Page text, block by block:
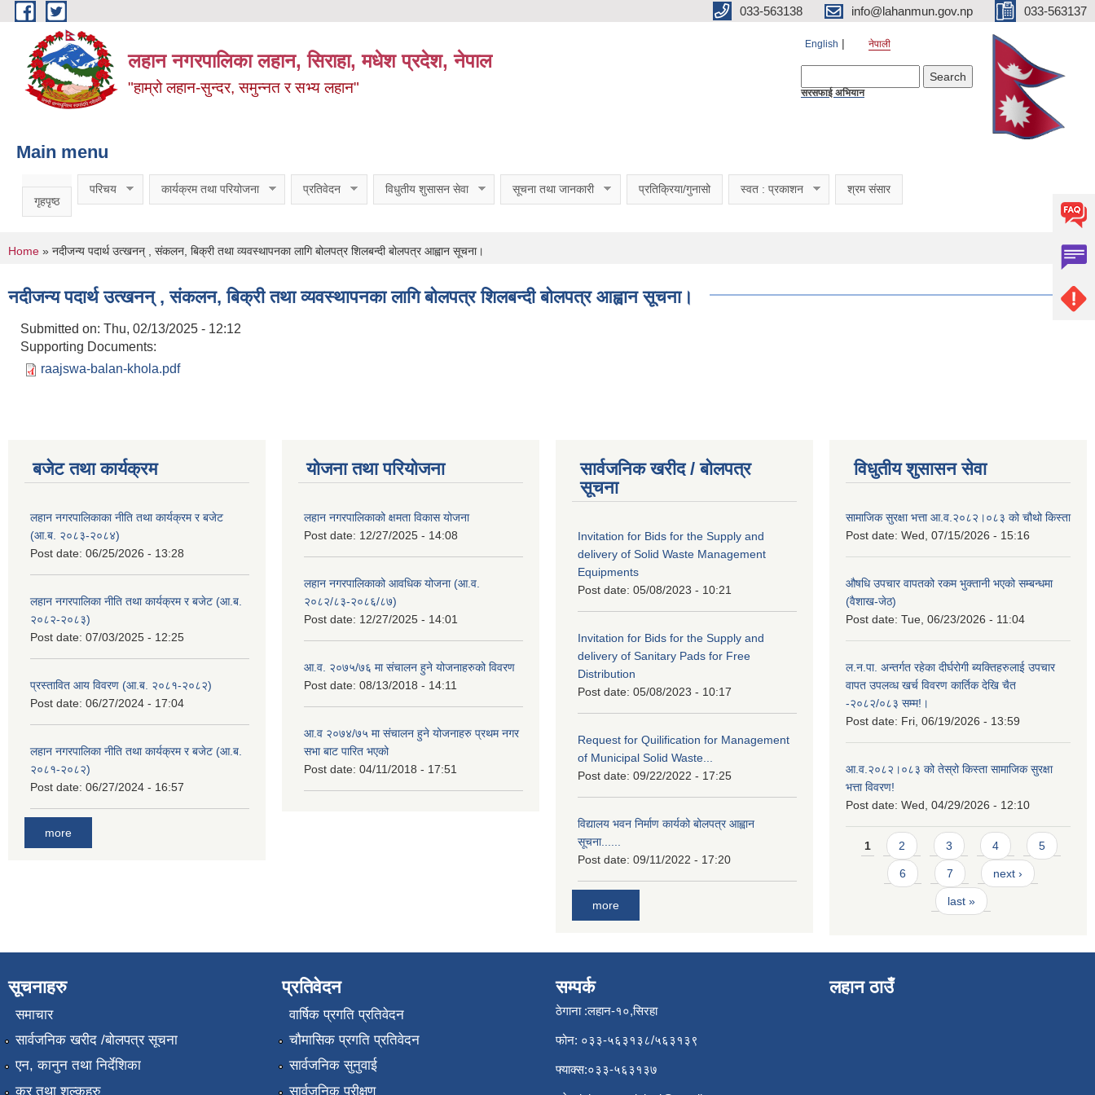
Skip to main content 033-563138 info@lahanmun.gov.np 033-563137
लहान नगरपालिका लहान, सिराहा, मधेश प्रदेश, नेपाल
"हाम्रो लहान-सुन्दर, समुन्नत र सभ्य लहान"
English नेपाली
सरसफाई अभियान
Main menu
गृहपृष्ठ
परिचय कार्यक्रम तथा परियोजना प्रतिवेदन विधुतीय शुसासन सेवा सूचना तथा जानकारी प्रतिक्रिया/गुनासो स्वत : प्रकाशन श्रम संसार
You are here
Home » नदीजन्य पदार्थ उत्खनन् , संकलन, बिक्री तथा व्यवस्थापनका लागि बोलपत्र शिलबन्दी बोलपत्र आह्वान सूचना।
नदीजन्य पदार्थ उत्खनन् , संकलन, बिक्री तथा व्यवस्थापनका लागि बोलपत्र शिलबन्दी बोलपत्र आह्वान सूचना।
Submitted on: Thu, 02/13/2025 - 12:12
Supporting Documents:
raajswa-balan-khola.pdf
बजेट तथा कार्यक्रम
लहान नगरपालिकाका नीति तथा कार्यक्रम र बजेट
(आ.ब. २०८३-२०८४)
Post date: 06/25/2026 - 13:28
लहान नगरपालिका नीति तथा कार्यक्रम र बजेट (आ.ब.
२०८२-२०८३)
Post date: 07/03/2025 - 12:25
प्रस्तावित आय विवरण (आ.ब. २०८१-२०८२)
Post date: 06/27/2024 - 17:04
लहान नगरपालिका नीति तथा कार्यक्रम र बजेट (आ.ब.
२०८१-२०८२)
Post date: 06/27/2024 - 16:57
more
योजना तथा परियोजना
लहान नगरपालिकाको क्षमता विकास योजना
Post date: 12/27/2025 - 14:08
लहान नगरपालिकाको आवधिक योजना (आ.व.
२०८२/८३-२०८६/८७)
Post date: 12/27/2025 - 14:01
आ.व. २०७५/७६ मा संचालन हुने योजनाहरुको विवरण
Post date: 08/13/2018 - 14:11
आ.व २०७४/७५ मा संचालन हुने योजनाहरु प्रथम नगर
सभा बाट पारित भएको
Post date: 04/11/2018 - 17:51
सार्वजनिक खरीद / बोलपत्र
सूचना
Invitation for Bids for the Supply and
delivery of Solid Waste Management
Equipments
Post date: 05/08/2023 - 10:21
Invitation for Bids for the Supply and
delivery of Sanitary Pads for Free
Distribution
Post date: 05/08/2023 - 10:17
Request for Quilification for Management
of Municipal Solid Waste...
Post date: 09/22/2022 - 17:25
विद्यालय भवन निर्माण कार्यको बोलपत्र आह्वान
सूचना......
Post date: 09/11/2022 - 17:20
more
विधुतीय शुसासन सेवा
सामाजिक सुरक्षा भत्ता आ.व.२०८२।०८३ को चौथो किस्ता
Post date: Wed, 07/15/2026 - 15:16
औषधि उपचार वापतको रकम भुक्तानी भएको सम्बन्धमा
(वैशाख-जेठ)
Post date: Tue, 06/23/2026 - 11:04
ल.न.पा. अन्तर्गत रहेका दीर्घरोगी ब्यक्तिहरुलाई उपचार
वापत उपलव्ध खर्च विवरण कार्तिक देखि चैत
-२०८२/०८३ सम्म!।
Post date: Fri, 06/19/2026 - 13:59
आ.व.२०८२।०८३ को तेस्रो किस्ता सामाजिक सुरक्षा
भत्ता विवरण!
Post date: Wed, 04/29/2026 - 12:10
Pages
1 2 3 4 5
6 7 next ›
last »
सूचनाहरु
समाचार
सार्वजनिक खरीद /बोलपत्र सूचना
एन, कानुन तथा निर्देशिका
कर तथा शुल्कहरु
प्रतिवेदन
वार्षिक प्रगति प्रतिवेदन
चौमासिक प्रगति प्रतिवेदन
सार्वजनिक सुनुवाई
सार्वजनिक परीक्षण
सम्पर्क
ठेगाना :लहान-१०,सिरहा
फोन: ०३३-५६३१३८/५६३१३९
फ्याक्स:०३३-५६३१३७
लहान ठाउँ